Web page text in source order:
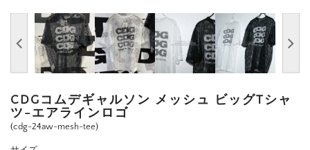
CDGコムデギャルソン メッシュ ビッグTシャ
ツ-エアラインロゴ
(cdg-24aw-mesh-tee)